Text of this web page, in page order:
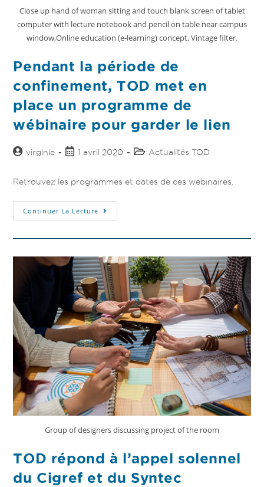
Close up hand of woman sitting and touch blank screen of tablet
computer with lecture notebook and pencil on table near campus
window,Online education (e-learning) concept, Vintage filter.
Pendant la période de
confinement, TOD met en
place un programme de
wébinaire pour garder le lien
virginie 1 avril 2020 Actualités TOD
Retrouvez les programmes et dates de ces wébinaires.
Continuer La Lecture
Group of designers discussing project of the room
TOD répond à l’appel solennel
du Cigref et du Syntec